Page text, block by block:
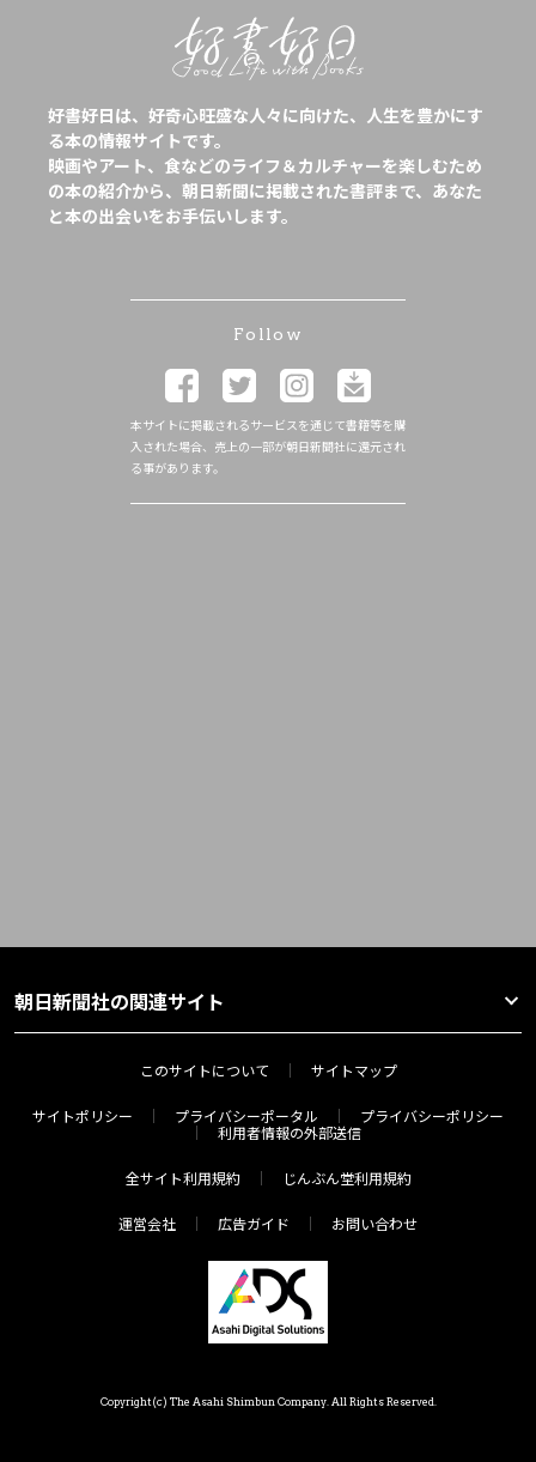
好書好日は、好奇心旺盛な人々に向けた、人生を豊かにす
る本の情報サイトです。
映画やアート、食などのライフ＆カルチャーを楽しむため
の本の紹介から、朝日新聞に掲載された書評まで、あなた
と本の出会いをお手伝いします。
Follow
本サイトに掲載されるサービスを通じて書籍等を購
入された場合、売上の一部が朝日新聞社に還元され
る事があります。
朝日新聞社の関連サイト
このサイトについて サイトマップ
サイトポリシー プライバシーポータル
プライバシーポリシー
利用者情報の外部送信
全サイト利用規約 じんぶん堂利用規約
運営会社 広告ガイド お問い合わせ
Copyright(c) The Asahi Shimbun Company. All Rights Reserved.